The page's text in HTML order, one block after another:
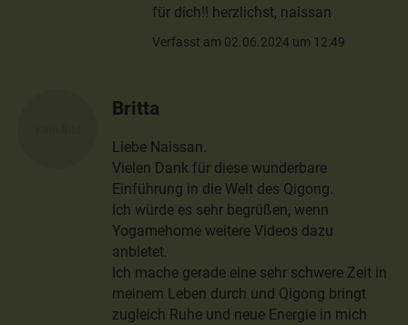
für dich!! herzlichst, naissan
Verfasst am 02.06.2024 um 12:49
Britta
Liebe Naissan.
Vielen Dank für diese wunderbare
Einführung in die Welt des Qigong.
Ich würde es sehr begrüßen, wenn
Yogamehome weitere Videos dazu
anbietet.
Ich mache gerade eine sehr schwere Zeit in
meinem Leben durch und Qigong bringt
zugleich Ruhe und neue Energie in mich